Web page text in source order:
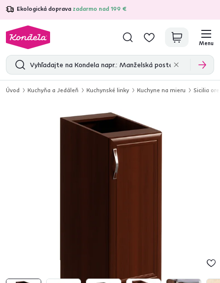
Ekologická doprava zadarmo nad 199 €
4,7 31 157overených produktových recenzií
Menu
Úvod Kuchyňa a Jedáleň Kuchynské linky Kuchyne na mieru Sicilia